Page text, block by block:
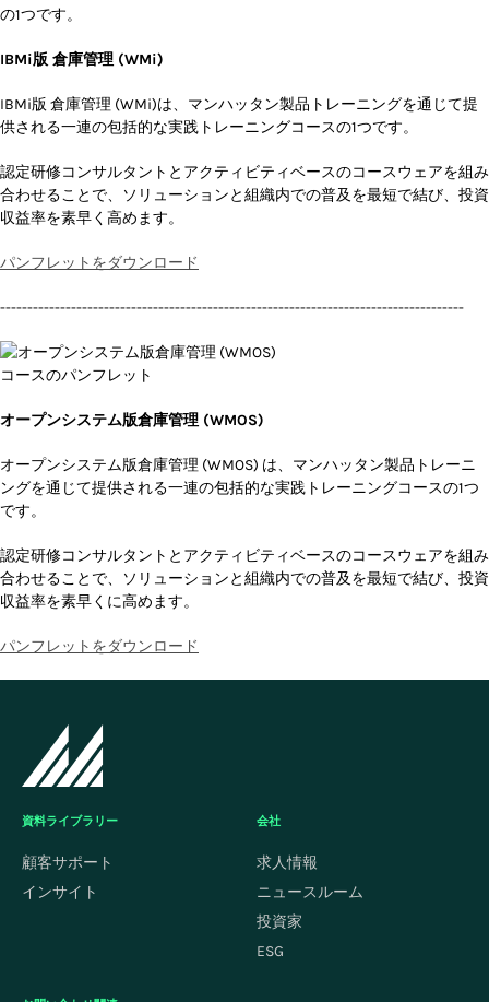
IBMi版 倉庫管理 (WMi)
IBMi版 倉庫管理 (WMi)は、マンハッタン製品トレーニングを通じて提
供される一連の包括的な実践トレーニングコースの1つです。
認定研修コンサルタントとアクティビティベースのコースウェアを組み
合わせることで、ソリューションと組織内での普及を最短で結び、投資
収益率を素早く高めます。
パンフレットをダウンロード
-------------------------------------------------------------------------------------
オープンシステム版倉庫管理 (WMOS)
オープンシステム版倉庫管理 (WMOS) は、マンハッタン製品トレーニ
ングを通じて提供される一連の包括的な実践トレーニングコースの1つ
です。
認定研修コンサルタントとアクティビティベースのコースウェアを組み
合わせることで、ソリューションと組織内での普及を最短で結び、投資
収益率を素早くに高めます。
パンフレットをダウンロード
資料ライブラリー
顧客サポート
インサイト
会社
求人情報
ニュースルーム
投資家
ESG